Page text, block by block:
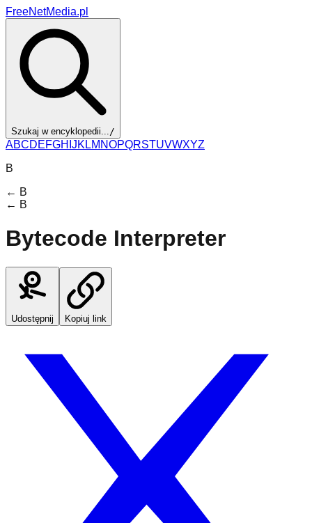
FreeNetMedia.pl
Szukaj w encyklopedii.../
ABCDEFGH JK LM NOPQRSTUVWXYZ
B
← B
← B
Bytecode Interpreter
Udostępnij Kopiuj link